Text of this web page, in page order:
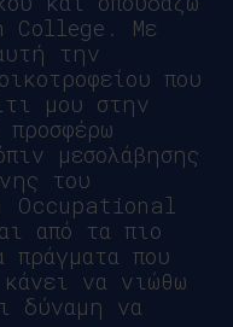
College. Με
την
που
μου στην
μεσολάβησης
του
Occupational
από τα πιο
πράγματα που
να νιώθω
δύναμη να